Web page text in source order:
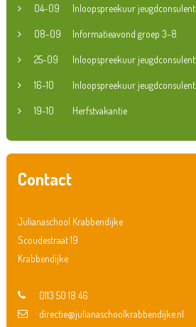
04-09 Inloopspreekuur jeugdconsulent
08-09 Informatieavond groep 3-8
25-09 Inloopspreekuur jeugdconsulent
16-10 Inloopspreekuur jeugdconsulent
19-10 Herfstvakantie
Contact
Julianaschool Krabbendijke
Scoudestraat 19
Krabbendijke
0113 50 18 46
directie@julianaschoolkrabbendijke.nl